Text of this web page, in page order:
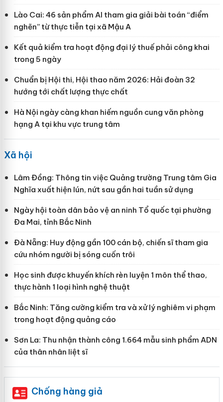
Lào Cai: 46 sản phẩm AI tham gia giải bài toán “điểm
nghẽn” từ thực tiễn tại xã Mậu A
Kết quả kiểm tra hoạt động đại lý thuế phải công khai
trong 5 ngày
Chuẩn bị Hội thi, Hội thao năm 2026: Hải đoàn 32
hướng tới chất lượng thực chất
Hà Nội ngày càng khan hiếm nguồn cung văn phòng
hạng A tại khu vực trung tâm
Xã hội
Lâm Đồng: Thông tin việc Quảng trường Trung tâm Gia
Nghĩa xuất hiện lún, nứt sau gần hai tuần sử dụng
Ngày hội toàn dân bảo vệ an ninh Tổ quốc tại phường
Đa Mai, tỉnh Bắc Ninh
Đà Nẵng: Huy động gần 100 cán bộ, chiến sĩ tham gia
cứu nhóm người bị sóng cuốn trôi
Học sinh được khuyến khích rèn luyện 1 môn thể thao,
thực hành 1 loại hình nghệ thuật
Bắc Ninh: Tăng cường kiểm tra và xử lý nghiêm vi phạm
trong hoạt động quảng cáo
Sơn La: Thu nhận thành công 1.664 mẫu sinh phẩm ADN
của thân nhân liệt sĩ
Chống hàng giả